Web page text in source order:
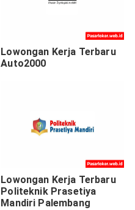
Lowongan Kerja Terbaru
Auto2000
Lowongan Kerja Terbaru
Politeknik Prasetiya
Mandiri Palembang